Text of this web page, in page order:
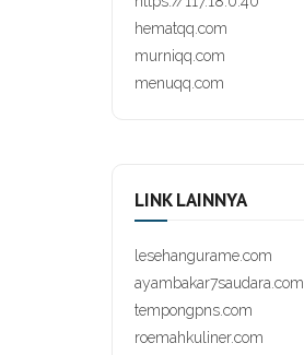
hematqq.com
murniqq.com
menuqq.com
LINK LAINNYA
lesehangurame.com
ayambakar7saudara.com
tempongpns.com
roemahkuliner.com